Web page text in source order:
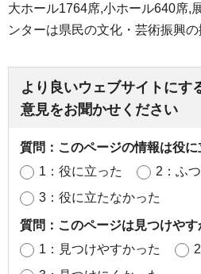
大ホール1764席,小ホール640席,
ンターは県民の文化・芸術振興の
より良いウェブサイトにす
意見をお聞かせください
質問：このページの情報は役に
1：役に立った
2：ふつ
3：役に立たなかった
質問：このページは見つけやす
1：見つけやすかった